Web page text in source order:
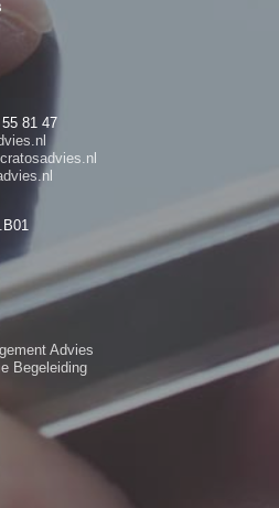
81 47
Advies
Begeleiding